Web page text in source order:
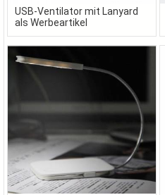
USB-Ventilator mit Lanyard
als Werbeartikel